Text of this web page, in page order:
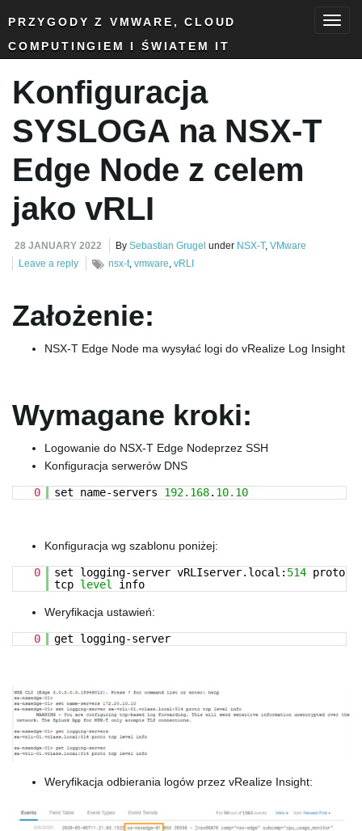
PRZYGODY Z VMWARE, CLOUD
COMPUTINGIEM I ŚWIATEM IT
Konfiguracja
SYSLOGA na NSX-T
Edge Node z celem
jako vRLI
28 JANUARY 2022 By Sebastian Grugel under NSX-T, VMware
Leave a reply
nsx-t, vmware, vRLI
Założenie:
NSX-T Edge Node ma wysyłać logi do vRealize Log Insight
Wymagane kroki:
Logowanie do NSX-T Edge Nodeprzez SSH
Konfiguracja serwerów DNS
0 set name-servers 192.168. 10.10
Konfiguracja wg szablonu poniżej:
0 set logging-server vRLIserver.local: 514 proto
tcp level info
Weryfikacja ustawień:
0 get logging-server
Weryfikacja odbierania logów przez vRealize Insight: